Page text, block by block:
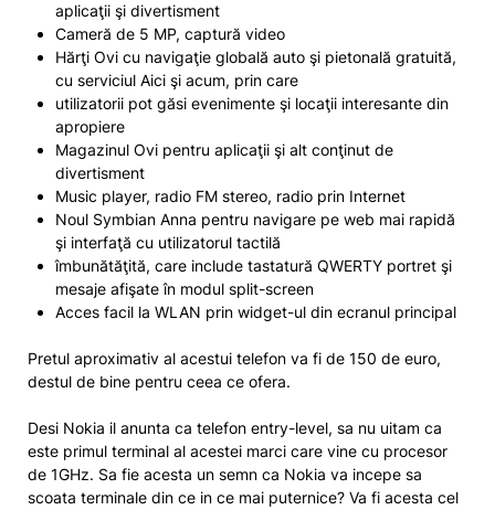
aplicaţii şi divertisment
Cameră de 5 MP, captură video
Hărţi Ovi cu navigaţie globală auto şi pietonală gratuită,
cu serviciul Aici şi acum, prin care
utilizatorii pot găsi evenimente şi locaţii interesante din
apropiere
Magazinul Ovi pentru aplicaţii şi alt conţinut de
divertisment
Music player, radio FM stereo, radio prin Internet
Noul Symbian Anna pentru navigare pe web mai rapidă
şi interfaţă cu utilizatorul tactilă
îmbunătăţită, care include tastatură QWERTY portret şi
mesaje afişate în modul split-screen
Acces facil la WLAN prin widget-ul din ecranul principal
Pretul aproximativ al acestui telefon va fi de 150 de euro,
destul de bine pentru ceea ce ofera.
Desi Nokia il anunta ca telefon entry-level, sa nu uitam ca
este primul terminal al acestei marci care vine cu procesor
de 1GHz. Sa fie acesta un semn ca Nokia va incepe sa
scoata terminale din ce in ce mai puternice? Va fi acesta cel